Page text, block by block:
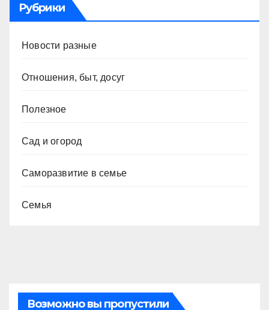
Рубрики
Новости разные
Отношения, быт, досуг
Полезное
Сад и огород
Саморазвитие в семье
Семья
Возможно вы пропустили